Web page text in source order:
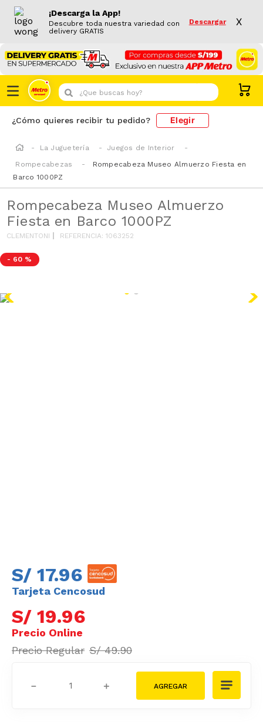
¡Descarga la App!
Descubre toda nuestra variedad con
delivery GRATIS
Descargar X
¿Que buscas hoy?
¿Cómo quieres recibir tu pedido? Elegir
La Juguetería
Juegos de Interior
Rompecabezas
Rompecabeza Museo Almuerzo Fiesta en
Barco 1000PZ
Rompecabeza Museo Almuerzo
Fiesta en Barco 1000PZ
CLEMENTONI REFERENCIA:1063252
- 60 %
Tarjeta Cencosud
S/ 17.96
S/ 19.96
S/ 49.90
＋
－